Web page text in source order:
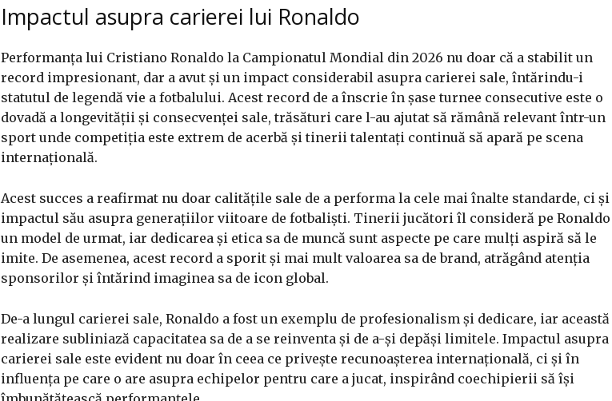
Impactul asupra carierei lui Ronaldo
Performanța lui Cristiano Ronaldo la Campionatul Mondial din 2026 nu doar că a stabilit un
record impresionant, dar a avut și un impact considerabil asupra carierei sale, întărindu-i
statutul de legendă vie a fotbalului. Acest record de a înscrie în șase turnee consecutive este o
dovadă a longevității și consecvenței sale, trăsături care l-au ajutat să rămână relevant într-un
sport unde competiția este extrem de acerbă și tinerii talentați continuă să apară pe scena
internațională.
Acest succes a reafirmat nu doar calitățile sale de a performa la cele mai înalte standarde, ci și
impactul său asupra generațiilor viitoare de fotbaliști. Tinerii jucători îl consideră pe Ronaldo
un model de urmat, iar dedicarea și etica sa de muncă sunt aspecte pe care mulți aspiră să le
imite. De asemenea, acest record a sporit și mai mult valoarea sa de brand, atrăgând atenția
sponsorilor și întărind imaginea sa de icon global.
De-a lungul carierei sale, Ronaldo a fost un exemplu de profesionalism și dedicare, iar această
realizare subliniază capacitatea sa de a se reinventa și de a-și depăși limitele. Impactul asupra
carierei sale este evident nu doar în ceea ce privește recunoașterea internațională, ci și în
influența pe care o are asupra echipelor pentru care a jucat, inspirând coechipierii să își